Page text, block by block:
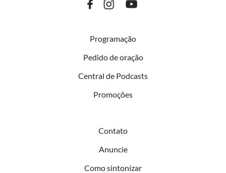
Programação
Pedido de oração
Central de Podcasts
Promoções
Contato
Anuncie
Como sintonizar